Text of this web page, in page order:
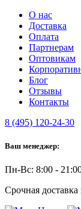
О нас
Доставка
Оплата
Партнерам
Оптовикам
Блог
Отзывы
Контакты
8 (495) 120-24-30
Ваш менеджер:
Пн-Вс: 8:00 -
Срочная доставка